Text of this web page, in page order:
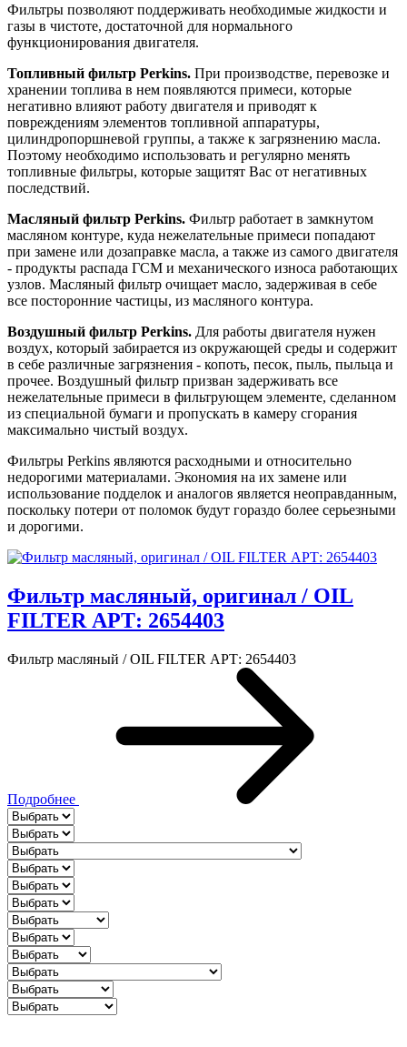
Фильтры позволяют поддерживать необходимые жидкости и
газы в чистоте, достаточной для нормального
функционирования двигателя.
Топливный фильтр Perkins. При производстве, перевозке и
хранении топлива в нем появляются примеси, которые
негативно влияют работу двигателя и приводят к
повреждениям элементов топливной аппаратуры,
цилиндропоршневой группы, а также к загрязнению масла.
Поэтому необходимо использовать и регулярно менять
топливные фильтры, которые защитят Вас от негативных
последствий.
Масляный фильтр Perkins. Фильтр работает в замкнутом
масляном контуре, куда нежелательные примеси попадают
при замене или дозаправке масла, а также из самого двигателя
- продукты распада ГСМ и механического износа работающих
узлов. Масляный фильтр очищает масло, задерживая в себе
все посторонние частицы, из масляного контура.
Воздушный фильтр Perkins. Для работы двигателя нужен
воздух, который забирается из окружающей среды и содержит
в себе различные загрязнения - копоть, песок, пыль, пыльца и
прочее. Воздушный фильтр призван задерживать все
нежелательные примеси в фильтрующем элементе, сделанном
из специальной бумаги и пропускать в камеру сгорания
максимально чистый воздух.
Фильтры Perkins являются расходными и относительно
недорогими материалами. Экономия на их замене или
использование подделок и аналогов является неоправданным,
поскольку потери от поломок будут гораздо более серьезными
и дорогими.
Фильтр масляный, оригинал / OIL
FILTER АРТ: 2654403
Фильтр масляный / OIL FILTER АРТ: 2654403
Подробнее